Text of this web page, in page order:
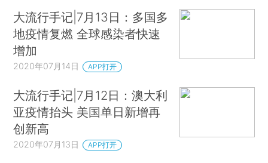
大流行手记|7月13日：多国多
地疫情复燃 全球感染者快速
增加
2020年07月14日 APP打开
大流行手记|7月12日：澳大利
亚疫情抬头 美国单日新增再
创新高
2020年07月13日 APP打开